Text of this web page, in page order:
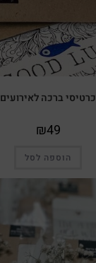
כרטיסי ברכה לאירועים
₪49
הוספה לסל